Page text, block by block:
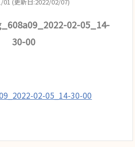
02-05_14-
30-00
02-05_14-30-00